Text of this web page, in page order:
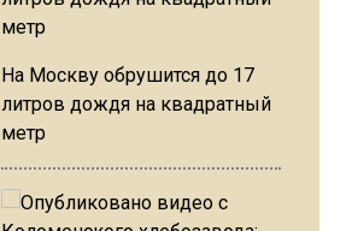
На Москву обрушится до 17
литров дождя на квадратный
метр